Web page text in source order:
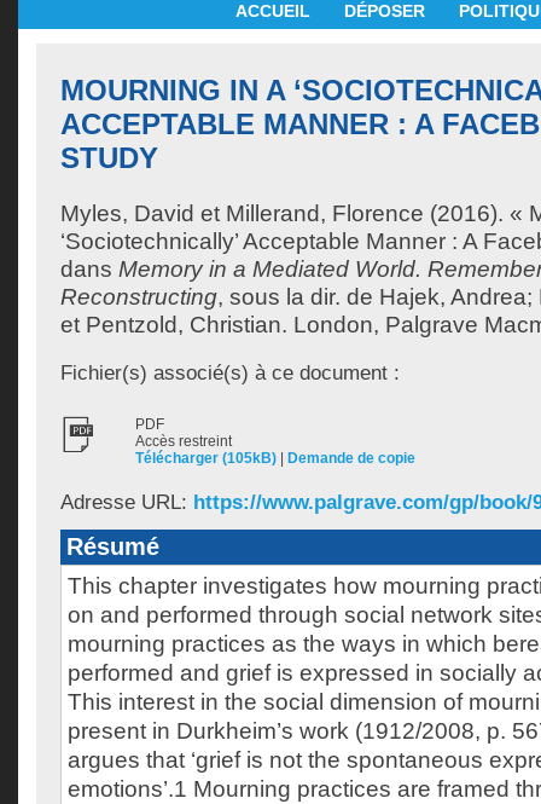
ACCUEIL DÉPOSER
MOURNING IN A
ACCEPTABLE MANNER : A
STUDY
Myles, David et Millerand, Florence (2016). «
‘Sociotechnically’ Acceptable Manner : A
dans Memory in a Mediated World.
Reconstructing, sous la dir. de Hajek, Andrea;
et Pentzold, Christian. London, Palgrave
Fichier(s) associé(s) à ce document :
PDF
Accès restreint
Télécharger (105kB)
Demande de copie
Adresse URL: https://www.palgrave.com/gp/book/
Résumé
This chapter investigates how mourning
on and performed through social network
mourning practices as the ways in which
performed and grief is expressed in socially
This interest in the social dimension of
present in Durkheim’s work (1912/2008, p.
argues that ‘grief is not the spontaneous
emotions’.1 Mourning practices are framed